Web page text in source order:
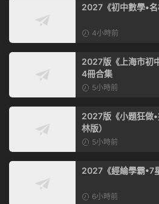
2027《初中數學•
4小時前
2027版《上海市初
4冊合集
5小時前
2027版《小題狂做
林版）
5小時前
2027《經綸學霸•7
6小時前